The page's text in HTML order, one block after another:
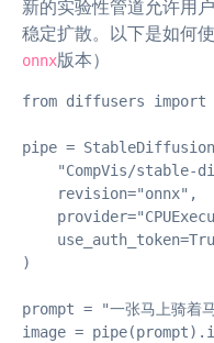
新的实验性管道允许用
稳定扩散。以下是如何
onnx版本）
from diffusers import
pipe =
"CompVis/stable-
    revision="onnx",
)
prompt = "一张马上骑着
image =